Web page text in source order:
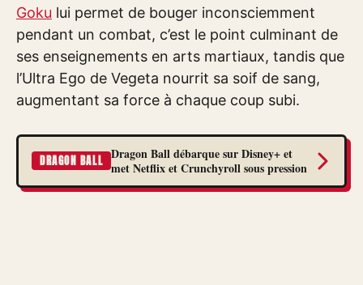
Goku lui permet de bouger inconsciemment
pendant un combat, c’est le point culminant de
ses enseignements en arts martiaux, tandis que
l’Ultra Ego de Vegeta nourrit sa soif de sang,
augmentant sa force à chaque coup subi.
DRAGON BALL Dragon Ball débarque sur Disney+ et
met Netflix et Crunchyroll sous pression